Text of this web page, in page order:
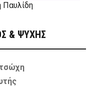
Παυλίδη
& ΨΥΧΗΣ